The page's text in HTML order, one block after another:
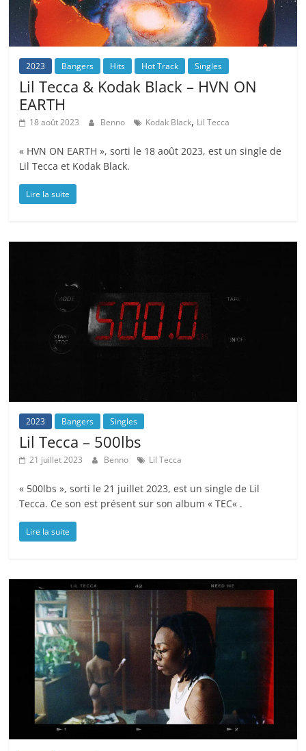
2023 Bangers Hits Hot Track Singles
Lil Tecca & Kodak Black – HVN ON
EARTH
18 août 2023 Benno Kodak Black, Lil Tecca
« HVN ON EARTH », sorti le 18 août 2023, est un single de
Lil Tecca et Kodak Black.
Lire la suite
2023 Bangers Singles
Lil Tecca – 500lbs
21 juillet 2023 Benno Lil Tecca
« 500lbs », sorti le 21 juillet 2023, est un single de Lil
Tecca. Ce son est présent sur son album « TEC« .
Lire la suite